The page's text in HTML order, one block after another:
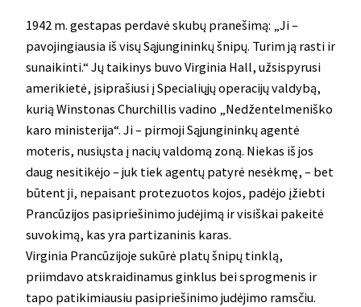
1942 m. gestapas perdavė skubų pranešimą: „Ji –
pavojingiausia iš visų Sąjungininkų šnipų. Turim ją rasti ir
sunaikinti.“ Jų taikinys buvo Virginia Hall, užsispyrusi
amerikietė, įsiprašiusi į Specialiųjų operacijų valdybą,
kurią Winstonas Churchillis vadino „Nedžentelmeniško
karo ministerija“. Ji – pirmoji Sąjungininkų agentė
moteris, nusiųsta į nacių valdomą zoną. Niekas iš jos
daug nesitikėjo – juk tiek agentų patyrė nesėkmę, – bet
būtent ji, nepaisant protezuotos kojos, padėjo įžiebti
Prancūzijos pasipriešinimo judėjimą ir visiškai pakeitė
suvokimą, kas yra partizaninis karas.
Virginia Prancūzijoje sukūrė platų šnipų tinklą,
priimdavo atskraidinamus ginklus bei sprogmenis ir
tapo patikimiausiu pasipriešinimo judėjimo ramsčiu.